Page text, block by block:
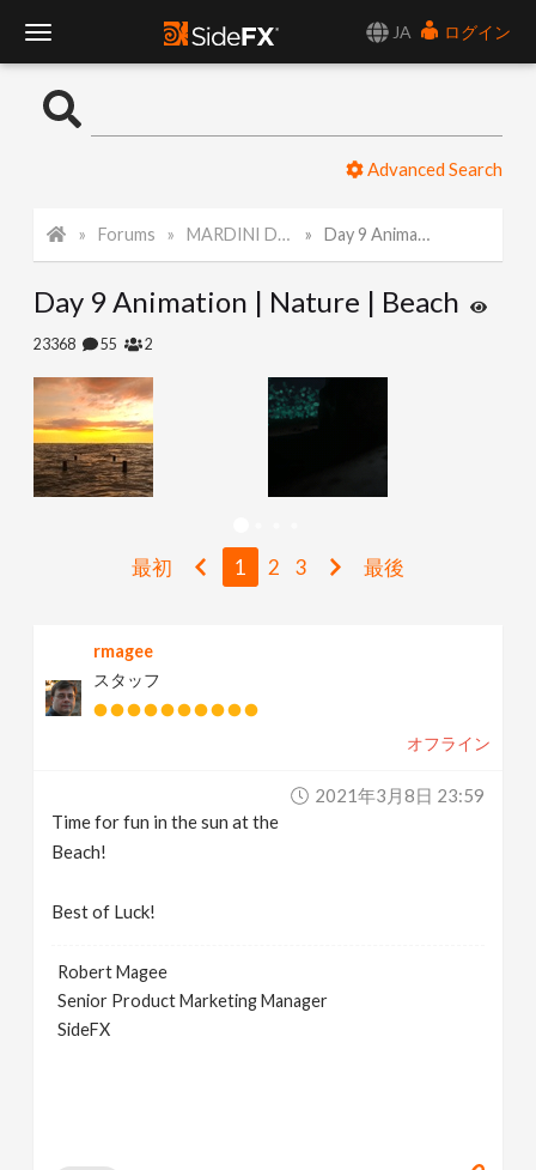
JA
ログイン
o
l
N
a
g
Advanced Search
Forums MARDINI Daily Challenge 2021 Day 9 Animation | Nature | Beach
Day 9 Animation | Nature | Beach
23368 55 2
最初 1 2 3 最後
rmagee
スタッフ
オフライン
2021年3月8日 23:59
Time for fun in the sun at the
Beach!
Best of Luck!
Robert Magee
Senior Product Marketing Manager
SideFX